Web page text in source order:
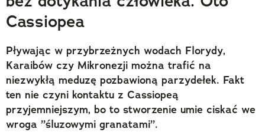
Polecane
Cassiopea
Pływając w przybrzeżnych wodach Florydy,
Karaibów czy Mikronezji można trafić na
niezwykłą meduzę pozbawioną parzydełek. Fakt
ten nie czyni kontaktu z Cassiopeą
przyjemniejszym, bo to stworzenie umie ciskać we
wroga ”śluzowymi granatami”.